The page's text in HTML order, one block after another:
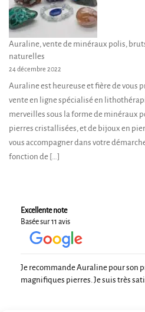
Auraline, vente de minéraux polis,
naturelles
24 décembre 2022
Auraline est heureuse et fière de vous
vente en ligne spécialisé en
merveilles sous la forme de minéraux
pierres cristallisées, et de bijoux en
vous accompagner dans votre
fonction de […]
Excellente note
Basée sur 11 avis
Je recommande Auraline pour son
magnifiques pierres. Je suis très